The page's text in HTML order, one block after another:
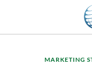
MARKETING